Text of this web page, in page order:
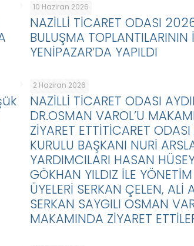
10 Haziran 2026
NAZİLLİ TİCARET ODASI
BULUŞMA TOPLANTILARININ
YENİPAZAR’DA YAPILDI
2 Haziran 2026
NAZİLLİ TİCARET ODASI
DR.OSMAN VAROL’U
ZİYARET ETTİTİCARET
KURULU BAŞKANI NURİ
YARDIMCILARI HASAN
GÖKHAN YILDIZ İLE
ÜYELERİ SERKAN ÇELEN, ALİ
SERKAN SAYGILI OSMAN
MAKAMINDA ZİYARET